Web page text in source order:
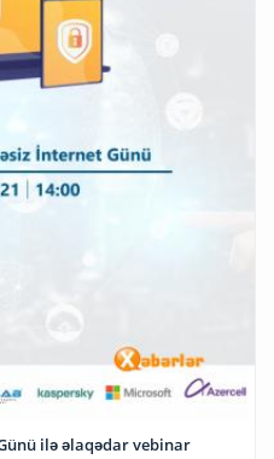
ilə əlaqədar vebinar